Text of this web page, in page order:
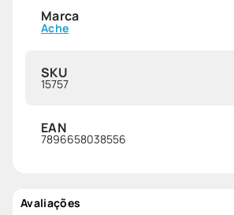
Marca
Ache
SKU
15757
EAN
7896658038556
Avaliações